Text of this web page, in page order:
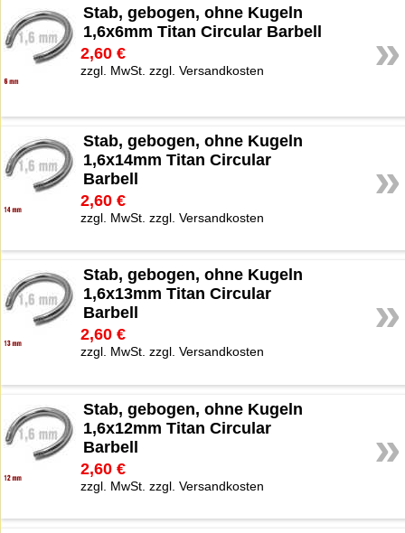
»
Stab, gebogen, ohne Kugeln
1,6x6mm Titan Circular Barbell
2,60 €
zzgl. MwSt. zzgl. Versandkosten
»
Stab, gebogen, ohne Kugeln
1,6x14mm Titan Circular
Barbell
2,60 €
zzgl. MwSt. zzgl. Versandkosten
»
Stab, gebogen, ohne Kugeln
1,6x13mm Titan Circular
Barbell
2,60 €
zzgl. MwSt. zzgl. Versandkosten
»
Stab, gebogen, ohne Kugeln
1,6x12mm Titan Circular
Barbell
2,60 €
zzgl. MwSt. zzgl. Versandkosten